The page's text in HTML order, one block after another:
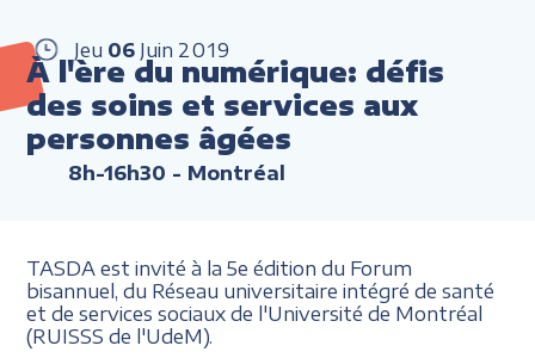
Jeu 06 Juin 2019
À l'ère du numérique: défis
des soins et services aux
personnes âgées
8h-16h30 - Montréal
TASDA est invité à la 5e édition du Forum
bisannuel, du Réseau universitaire intégré de santé
et de services sociaux de l'Université de Montréal
(RUISSS de l'UdeM).